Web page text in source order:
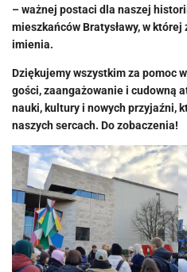
– ważnej postaci dla naszej
mieszkańców Bratysławy, w
imienia.
Dziękujemy wszystkim za pomoc
gości, zaangażowanie i cudowną
nauki, kultury i nowych przyjaźni,
naszych sercach. Do zobaczenia!